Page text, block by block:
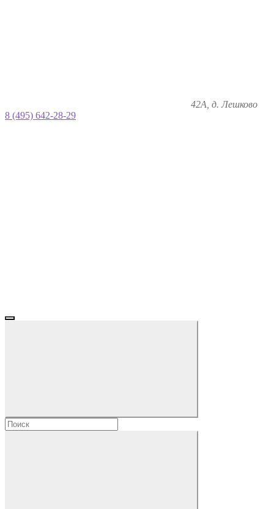
42А, д. Лешково
8 (495) 642-28-29